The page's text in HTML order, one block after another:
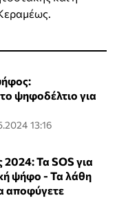
ψηφοδέλτιο για
13:16
Τα SOS για
ψήφο - Τα λάθη
αποφύγετε